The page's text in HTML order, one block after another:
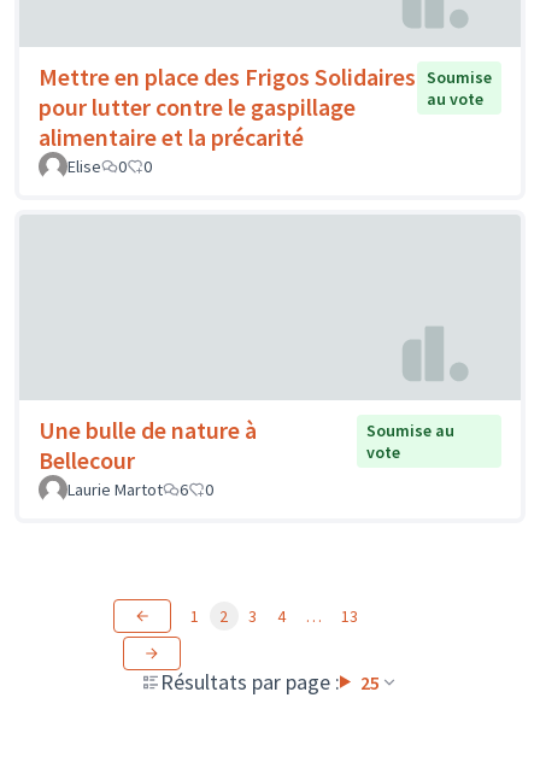
Mettre en place des Frigos Solidaires
pour lutter contre le gaspillage
alimentaire et la précarité
Soumise
au vote
Elise 0 0
Une bulle de nature à
Bellecour
Soumise au
vote
Laurie Martot
6 0
Résultats par page : 25
1 2 3 4 … 13